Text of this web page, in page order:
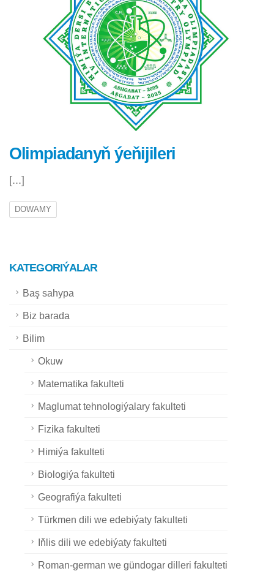
Olimpiadanyň ýeňijileri
[...]
DOWAMY
KATEGORIÝALAR
Baş sahypa
Biz barada
Bilim
Okuw
Matematika fakulteti
Maglumat tehnologiýalary fakulteti
Fizika fakulteti
Himiýa fakulteti
Biologiýa fakulteti
Geografiýa fakulteti
Türkmen dili we edebiýaty fakulteti
Iňlis dili we edebiýaty fakulteti
Roman-german we gündogar dilleri fakulteti